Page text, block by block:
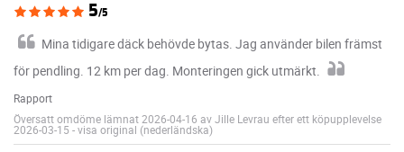
5/5
Mina tidigare däck behövde bytas. Jag använder bilen främst
för pendling. 12 km per dag. Monteringen gick utmärkt.
Rapport
Översatt omdöme lämnat 2026-04-16 av Jille Levrau efter ett köpupplevelse
2026-03-15 -visa original (nederländska)